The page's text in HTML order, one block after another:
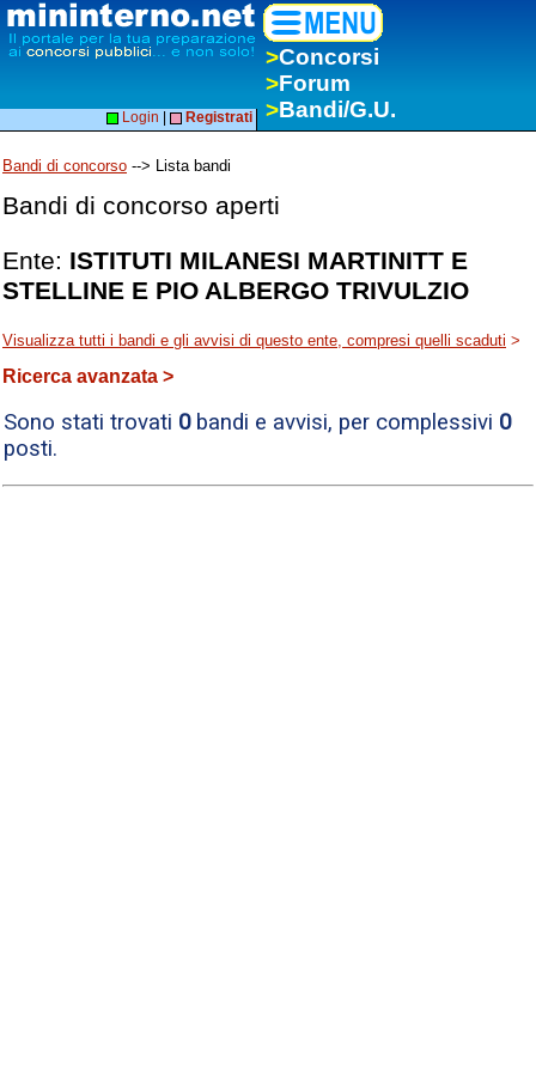
>Concorsi
>Forum
>Bandi/G.U.
Login Registrati
Bandi di concorso --> Lista bandi
Bandi di concorso aperti
Ente: ISTITUTI MILANESI MARTINITT E
STELLINE E PIO ALBERGO TRIVULZIO
Visualizza tutti i bandi e gli avvisi di questo ente, compresi quelli scaduti >
Ricerca avanzata >
Sono stati trovati 0bandi e avvisi, per complessivi 0
posti.